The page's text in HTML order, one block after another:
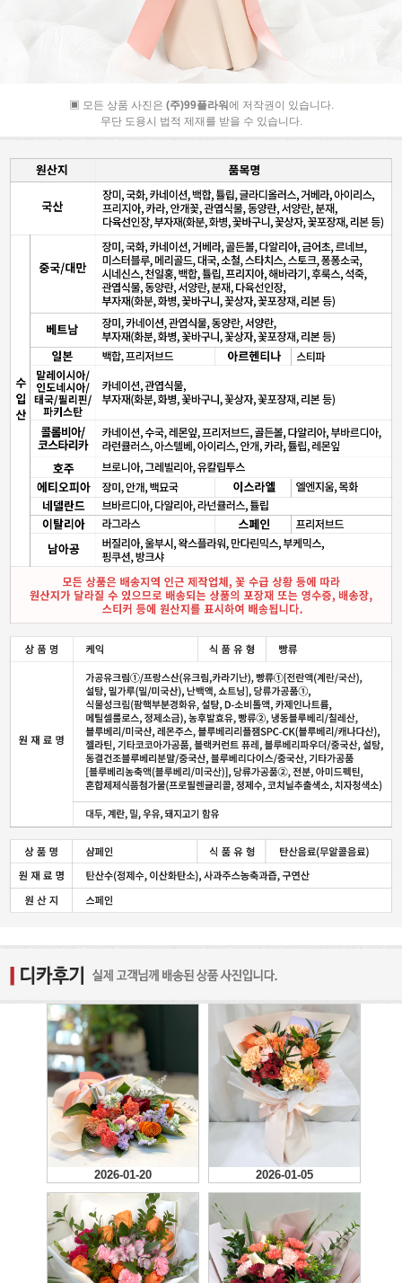
▣ 모든 상품 사진은 (주)99플라워에 저작권이 있습니다.
무단 도용시 법적 제재를 받을 수 있습니다.
2026-01-20 2026-01-05